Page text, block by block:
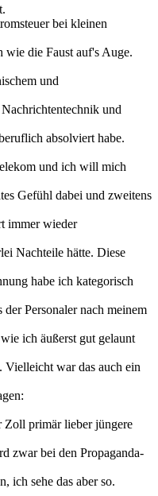
bei kleinen
wie die Faust auf's Auge.
und
und
absolviert habe.
und ich will mich
Gefühl dabei und zweitens
immer wieder
Nachteile hätte. Diese
habe ich kategorisch
Personaler nach meinem
ich äußerst gut gelaunt
Vielleicht war das auch ein
Zoll primär lieber jüngere
zwar bei den Propaganda-
ich sehe das aber so.